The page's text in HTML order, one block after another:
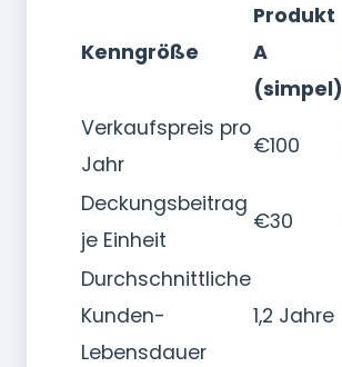
Kenngröße
Produkt
A
(simpel)
Verkaufspreis pro
Jahr
€100
Deckungsbeitrag
je Einheit
€30
Durchschnittliche
Kunden-
Lebensdauer
1,2 Jahre